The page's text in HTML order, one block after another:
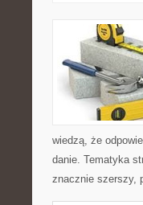
wiedzą, że
danie. Tematyka
znacznie szerszy,